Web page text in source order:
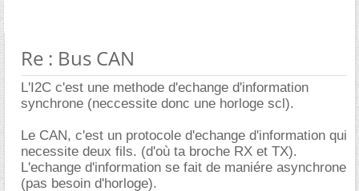
Re : Bus CAN
L'I2C c'est une methode d'echange d'information
synchrone (neccessite donc une horloge scl).
Le CAN, c'est un protocole d'echange d'information qui
necessite deux fils. (d'où ta broche RX et TX).
L'echange d'information se fait de maniére asynchrone
(pas besoin d'horloge).